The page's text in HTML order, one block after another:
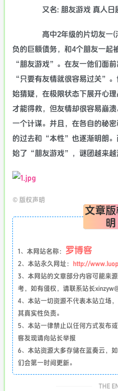
又名: 朋友游戏 真人日
高中2年级的片切友一(
负的巨额债务，和4个朋友一起
“朋友游戏”。在友一他们面
“只要有友情就很容易过关”
始猜疑，在极限状态下展开心
才能得救，但友情却很容易崩
一个计谋。并且，在各自的秘
的过去和“本性”也逐渐明朗。
始了“朋友游戏”，谜团越来越
© 版权声明
文章
明
1、本网站名称： 罗博客
2、本站永久网址：
http://
3、本网站的文章部分内容可能来
考，如有侵权，请联系站长
4、本站一切资源不代表本站立场
其真实性负责。
5、本站一律禁止以任何方式发布
客发现请向站长举报
6、本站资源大多存储在蓝奏云，
们会第一时间更新。
THE